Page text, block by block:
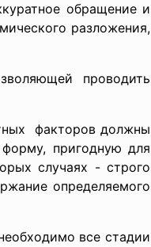
обращение и
разложения,
проводить
факторов должны
пригодную для
случаях - строго
определяемого
все стадии